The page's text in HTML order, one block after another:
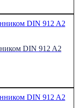
DIN 912 A2